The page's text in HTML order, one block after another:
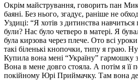
Окрім майстрування, говорить пан
баяні. Без нього, згадує, раніше не
Уздиці: “Я хотів з дитинства навчиться
були? Нас було четверо в матері. Я
була кирзова через плече. Ото всі
такі біленькі кнопочки, типу я граю.
Купила вона мені “Україну” гармошку
Вона в мене довго стояла. А потім я її
покійному Юрі Приймачку. Там вона